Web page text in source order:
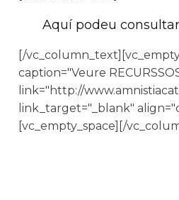
Aquí podeu
[/
caption="Veure
link="http://
link_target="_blank"
[vc_empty_space][/